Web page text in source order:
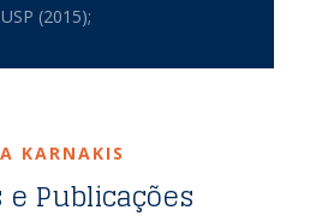
(2015);
KARNAKIS
Publicações